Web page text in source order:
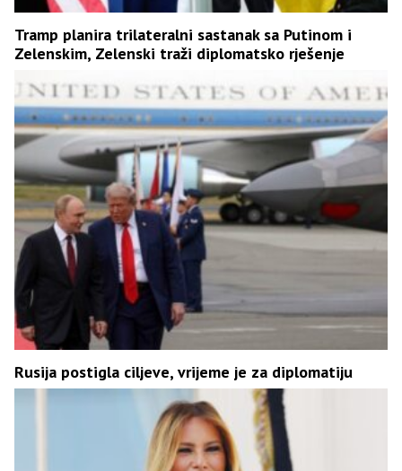
Tramp planira trilateralni sastanak sa Putinom i
Zelenskim, Zelenski traži diplomatsko rješenje
Rusija postigla ciljeve, vrijeme je za diplomatiju